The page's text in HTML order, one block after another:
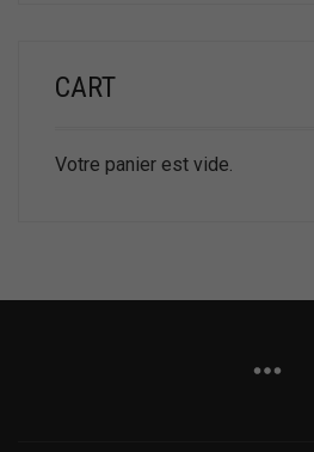
CART
Votre panier est vide.